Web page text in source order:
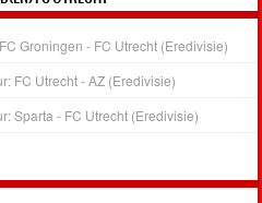
Groningen - FC Utrecht (Eredivisie)
FC Utrecht - AZ (Eredivisie)
Sparta - FC Utrecht (Eredivisie)